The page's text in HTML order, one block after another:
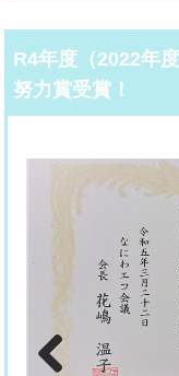
R4年度（2022年
努力賞受賞！